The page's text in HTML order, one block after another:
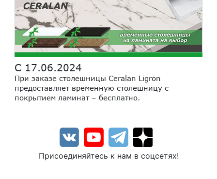
С 17.06.2024
При заказе столешницы Ceralan Ligron
предоставляет временную столешницу с
покрытием ламинат – бесплатно.
Присоединяйтесь к нам в соцсетях!